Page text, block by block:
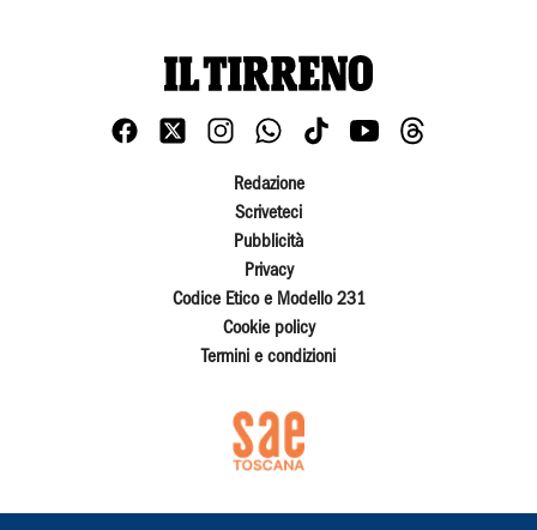
Redazione
Scriveteci
Pubblicità
Privacy
Codice Etico e Modello 231
Cookie policy
Termini e condizioni